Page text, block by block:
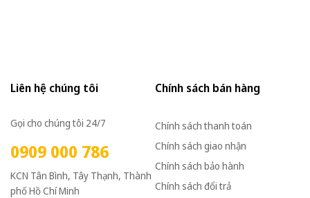
Liên hệ chúng tôi
Gọi cho chúng tôi 24/7
0909 000 786
KCN Tân Bình, Tây Thạnh, Thành
phố Hồ Chí Minh
Chính sách bán hàng
Chính sách thanh toán
Chính sách giao nhận
Chính sách bảo hành
Chính sách đổi trả